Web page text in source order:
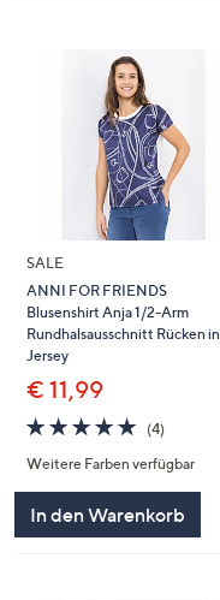
SALE
ANNI FOR FRIENDS
Blusenshirt Anja 1/2-Arm
Rundhalsausschnitt Rücken in
Jersey
€ 11,99
5.0
von
5
(4)4
Weitere Farben verfügbar
In den Warenkorb